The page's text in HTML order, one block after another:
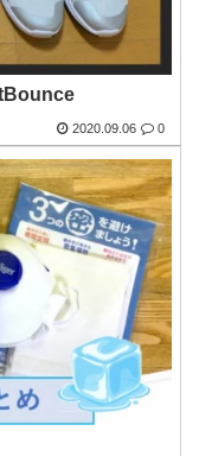
2020.09.06 0